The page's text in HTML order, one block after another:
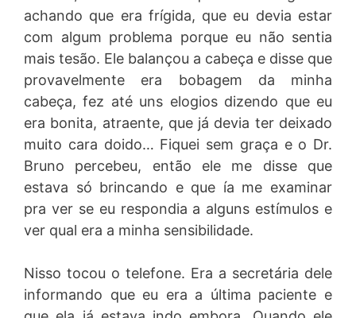
achando que era frígida, que eu devia estar
com algum problema porque eu não sentia
mais tesão. Ele balançou a cabeça e disse que
provavelmente era bobagem da minha
cabeça, fez até uns elogios dizendo que eu
era bonita, atraente, que já devia ter deixado
muito cara doido… Fiquei sem graça e o Dr.
Bruno percebeu, então ele me disse que
estava só brincando e que ía me examinar
pra ver se eu respondia a alguns estímulos e
ver qual era a minha sensibilidade.
Nisso tocou o telefone. Era a secretária dele
informando que eu era a última paciente e